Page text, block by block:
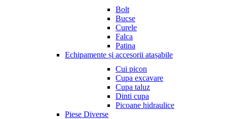
Bolt
Bucse
Curele
Falca
Patina
Echipamente și accesorii atașabile
Cui picon
Cupa excavare
Cupa taluz
Dinti cupa
Picoane hidraulice
Piese Diverse